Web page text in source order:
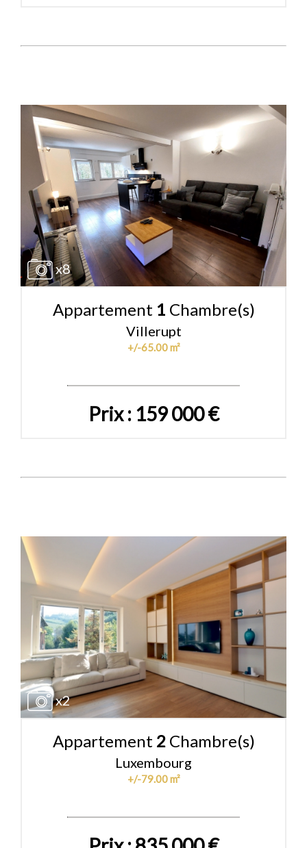
x8
Appartement 1 Chambre(s)
Villerupt
+/-65.00 m²
Prix : 159 000 €
x2
Appartement 2Chambre(s)
Luxembourg
+/-79.00 m²